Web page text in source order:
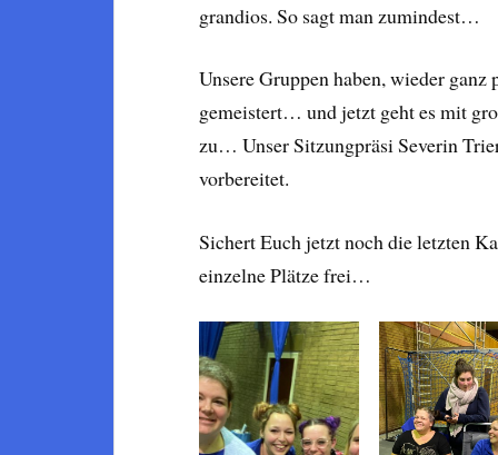
grandios. So sagt man zumindest…
Unsere Gruppen haben, wieder
gemeistert… und jetzt geht es mit
zu… Unser Sitzungpräsi Severin
vorbereitet.
Sichert Euch jetzt noch die letzten
einzelne Plätze frei…